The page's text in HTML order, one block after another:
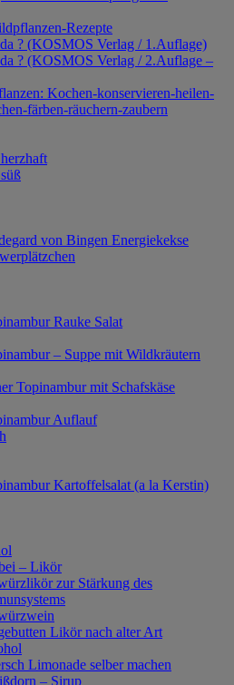
Rezepte
? (KOSMOS Verlag / 1.Auflage)
? (KOSMOS Verlag / 2.Auflage –
Kochen-konservieren-heilen-
färben-räuchern-zaubern
von Bingen Energiekekse
Rauke Salat
– Suppe mit Wildkräutern
Topinambur mit Schafskäse
Auflauf
Kartoffelsalat (a la Kerstin)
– Likör
zur Stärkung des
Likör nach alter Art
Limonade selber machen
– Sirup